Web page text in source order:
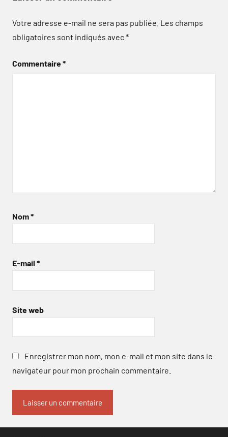
Votre adresse e-mail ne sera pas publiée. Les champs
obligatoires sont indiqués avec*
Commentaire*
Nom*
E-mail *
Site web
Enregistrer mon nom, mon e-mail et mon site dans le
navigateur pour mon prochain commentaire.